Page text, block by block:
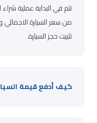
تتم في البداية عملية
من سعر السيارة
تثبيت حجز السيارة.
كيف أدفع قيمة